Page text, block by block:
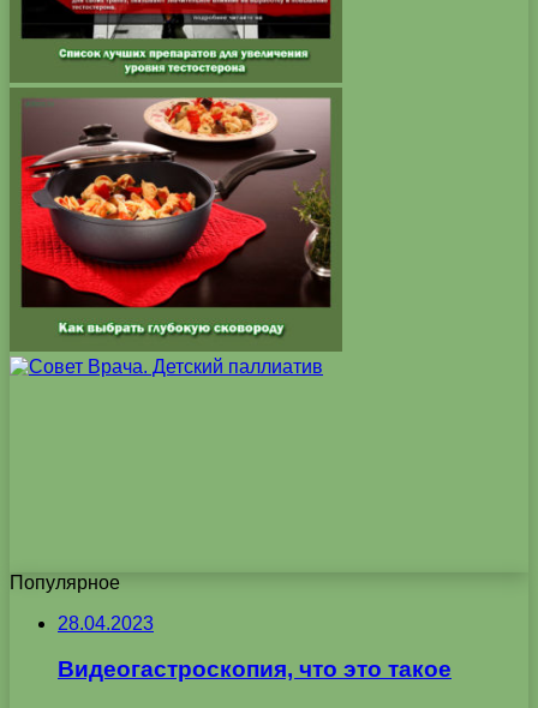
Популярное
28.04.2023
Видеогастроскопия, что это такое